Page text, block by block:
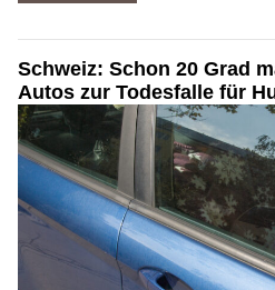
Schweiz: Schon 20 Grad
Autos zur Todesfalle für